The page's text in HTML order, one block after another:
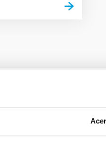
slopes of
dark matter density
versus cuspy dark